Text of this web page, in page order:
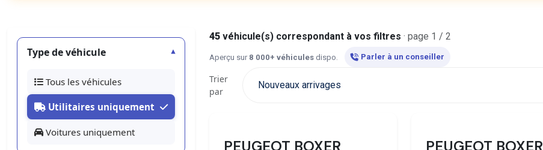
Type de véhicule
Tous les véhicules
Utilitaires uniquement
Voitures uniquement
45 véhicule(s) correspondant à vos filtres · page 1 / 2
Aperçu sur 8 000+ véhicules dispo. Parler à un conseiller
Trier
par
PEUGEOT BOXER PEUGEOT BOXER